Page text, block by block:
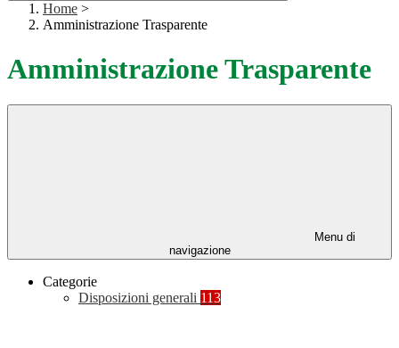
Home >
Amministrazione Trasparente
Amministrazione Trasparente
Menu di
navigazione
Categorie
Disposizioni generali 113